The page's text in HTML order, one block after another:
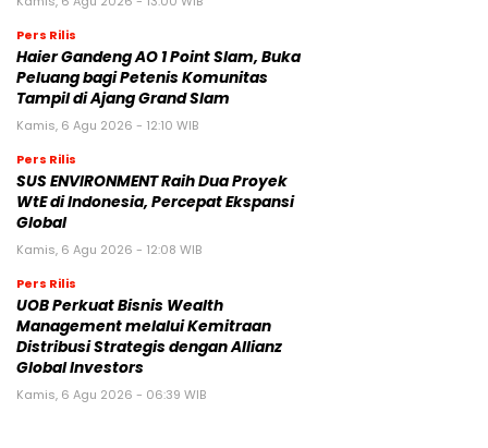
Pers Rilis
Haier Gandeng AO 1 Point Slam, Buka
Peluang bagi Petenis Komunitas
Tampil di Ajang Grand Slam
Kamis, 6 Agu 2026 - 12:10 WIB
Pers Rilis
SUS ENVIRONMENT Raih Dua Proyek
WtE di Indonesia, Percepat Ekspansi
Global
Kamis, 6 Agu 2026 - 12:08 WIB
Pers Rilis
UOB Perkuat Bisnis Wealth
Management melalui Kemitraan
Distribusi Strategis dengan Allianz
Global Investors
Kamis, 6 Agu 2026 - 06:39 WIB